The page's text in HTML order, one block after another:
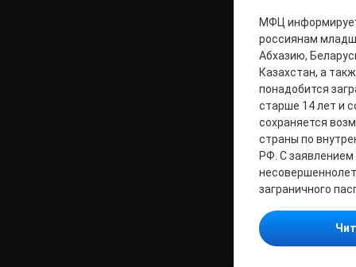
МФЦ
россиянам
Абхазию,
Казахстан, а
понадобится
старше 14 лет и
сохраняется
страны по
РФ. С
заграничного